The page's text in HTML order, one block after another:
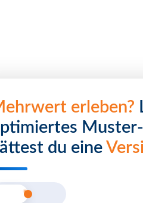
erleben?
du eine